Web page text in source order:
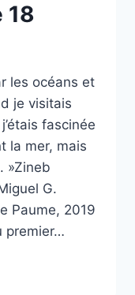
18
les océans et
je visitais
fascinée
la mer, mais
»Zineb
G.
Paume, 2019
premier…